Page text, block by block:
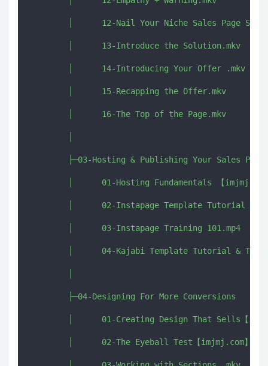
│      12-Nail Your Niche Sales Page
        │      13-Introduce the Solution.mkv
        │      14-Introducing Your Offer .mkv
        │      15-Recapping the Offer.mkv
        │      16-The Top of the Page.mkv
        ├─03-Hosting & Publishing Your Sales Page
│      01-Hosting Fundamentals 【
│      02-Instapage Template Tutorial【
        │      03-Instapage Training 101.mp4
│      04-Kajabi Template Tutorial &
        ├─04-Designing For More Conversions
│      01-Creating Design That Sells【
│      02-The Eyeball Test【imjmj.com】